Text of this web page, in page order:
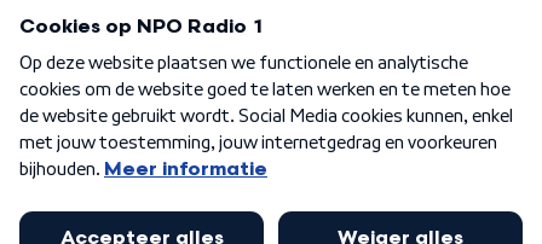
Algemene voorwaarden